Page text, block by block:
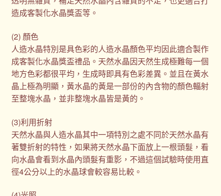
造成客製化水晶獎盃等。
(2) 顏色
人造水晶特別是具色彩的人造水晶顏色平均因此適合製作
成客製化水晶獎盃禮品。天然水晶因天然生成極難每一個
地方色彩都很平均，生成時即具有色彩差異。並且在黃水
晶上極為明顯，黃水晶的黃是一部份的內含物的顏色輻射
至整塊水晶，並非整塊水晶皆是黃的。
(3)利用折射
天然水晶與人造水晶其中一項特別之處不同於天然水晶有
著雙折射的特性，如果將天然水晶下面放上一根頭髮，看
向水晶會看到水晶內頭髮有重影，不過這個試驗時使用直
徑4公分以上的水晶球會較容易比較。